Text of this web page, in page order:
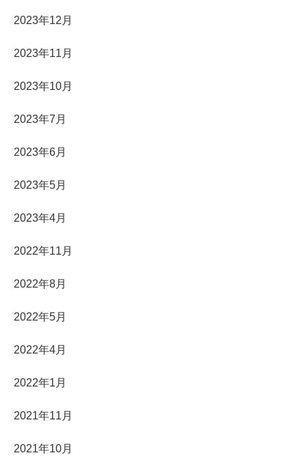
2023年12月
2023年11月
2023年10月
2023年7月
2023年6月
2023年5月
2023年4月
2022年11月
2022年8月
2022年5月
2022年4月
2022年1月
2021年11月
2021年10月